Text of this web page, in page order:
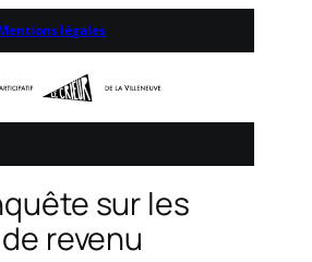
légales
sur les
revenu